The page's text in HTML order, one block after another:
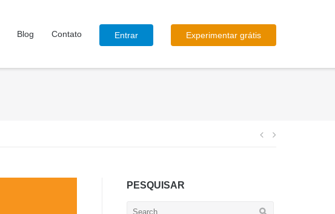
Blog Contato Entrar Experimentar grátis
Navegação
PESQUISAR
Search